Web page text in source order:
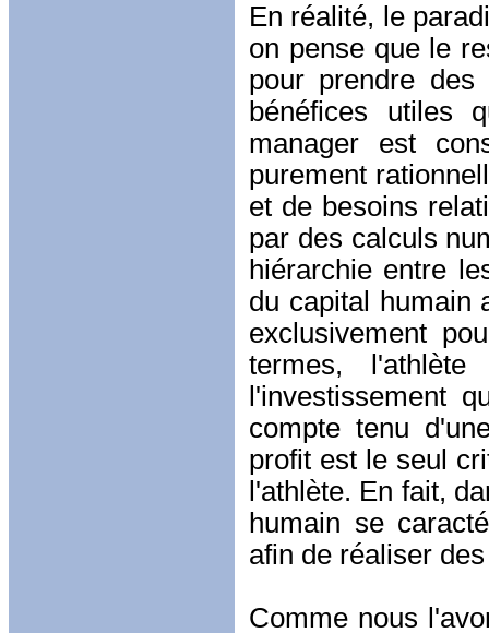
En réalité, le
on pense que le
pour prendre
bénéfices utiles
manager est
purement
et de besoins
par des calculs
hiérarchie entre
du capital humain
exclusivement
termes,
l'investissement
compte tenu
profit est le seul
l'athlète. En fait,
humain se
afin de réaliser
Comme nous